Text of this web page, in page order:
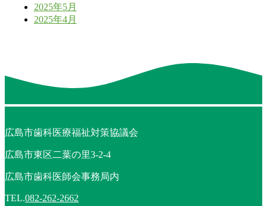
2025年5月
2025年4月
広島市歯科医療福祉対策協議会
広島市東区二葉の里3-2-4
広島市歯科医師会事務局内
TEL.082-262-2662